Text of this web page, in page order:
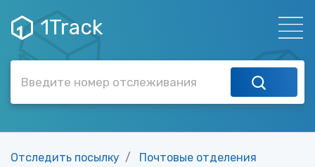
1Track
Отследить посылку
Почтовые отделения